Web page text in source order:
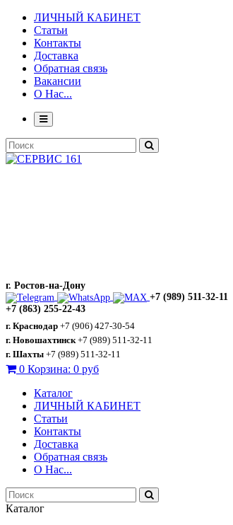
ЛИЧНЫЙ КАБИНЕТ
Статьи
Контакты
Доставка
Обратная связь
Вакансии
О Нас...
г. Ростов-на-Дону
+7 (989) 511-32-11
+7 (863) 255-22-43
г. Краснодар +7 (906) 427-30-54
г. Новошахтинск +7 (989) 511-32-11
г. Шахты +7 (989) 511-32-11
0 Корзина: 0 руб
Каталог
ЛИЧНЫЙ КАБИНЕТ
Статьи
Контакты
Доставка
Обратная связь
О Нас...
Каталог